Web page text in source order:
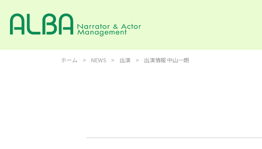
ホーム > NEWS > 出演 > 出演情報 中山一朗